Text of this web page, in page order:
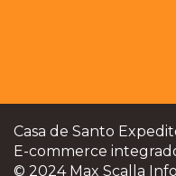
Casa de Santo
E-commerce
© 2024 Max Scalla